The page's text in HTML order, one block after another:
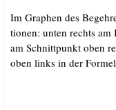
Im Gra­phen des
tio­nen: unten rechts
am Schnitt­punkt oben
oben links in der